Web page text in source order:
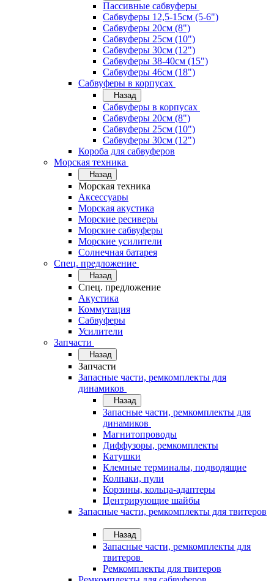
Пассивные сабвуферы
Сабвуферы 12,5-15см (5-6")
Сабвуферы 20см (8")
Сабвуферы 25см (10")
Сабвуферы 30см (12")
Сабвуферы 38-40см (15")
Сабвуферы 46см (18")
Сабвуферы в корпусах
Назад
Сабвуферы в корпусах
Сабвуферы 20см (8")
Сабвуферы 25см (10")
Сабвуферы 30см (12")
Короба для сабвуферов
Морская техника
Назад
Морская техника
Аксессуары
Морская акустика
Морские ресиверы
Морские сабвуферы
Морские усилители
Солнечная батарея
Спец. предложение
Назад
Спец. предложение
Акустика
Коммутация
Сабвуферы
Усилители
Запчасти
Назад
Запчасти
Запасные части, ремкомплекты для
динамиков
Назад
Запасные части, ремкомплекты для
динамиков
Магнитопроводы
Диффузоры, ремкомплекты
Катушки
Клемные терминалы, подводящие
Колпаки, пули
Корзины, кольца-адаптеры
Центрирующие шайбы
Запасные части, ремкомплекты для твитеров
Назад
Запасные части, ремкомплекты для
твитеров
Ремкомплекты для твитеров